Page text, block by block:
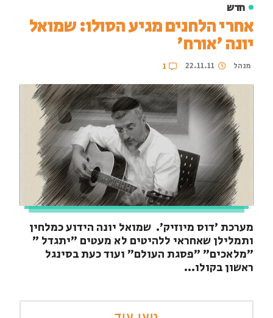
חדש
אחרי הלחנים מגיע הסולו: שמואל
יונה 'אורח'
מנהל 22.11.11
1
מערכת 'דוס מיוזיק'. שמואל יונה הידוע כמלחין
ותמלילן שאחראי ללהיטים לא מעטים ״יתגדל ״
״מלאכים״ ״פסגת העולם״ ועוד כעת בסינגל
ראשון בקולו...